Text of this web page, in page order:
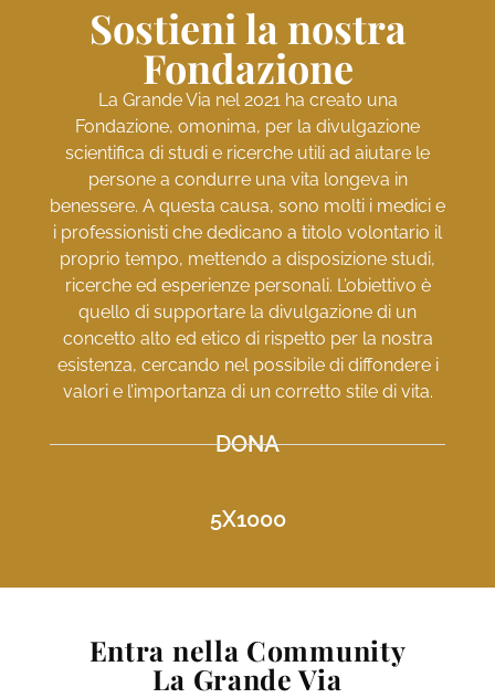
Sostieni la nostra
Fondazione
La Grande Via nel 2021 ha creato una
Fondazione, omonima, per la divulgazione
scientifica di studi e ricerche utili ad aiutare le
persone a condurre una vita longeva in
benessere. A questa causa, sono molti i medici e
i professionisti che dedicano a titolo volontario il
proprio tempo, mettendo a disposizione studi,
ricerche ed esperienze personali. L’obiettivo è
quello di supportare la divulgazione di un
concetto alto ed etico di rispetto per la nostra
esistenza, cercando nel possibile di diffondere i
valori e l’importanza di un corretto stile di vita.
DONA
5X1000
Entra nella Community
La Grande Via